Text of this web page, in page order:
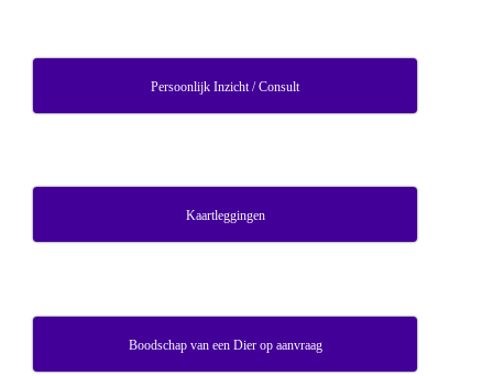
Persoonlijk Inzicht / Consult
Kaartleggingen
Boodschap van een Dier op aanvraag